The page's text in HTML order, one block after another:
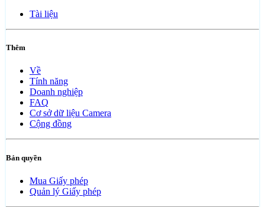
Tài liệu
Thêm
Về
Tính năng
Doanh nghiệp
FAQ
Cơ sở dữ liệu Camera
Cộng đồng
Bản quyền
Mua Giấy phép
Quản lý Giấy phép